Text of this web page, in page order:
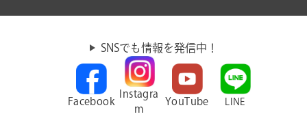
SNSでも情報を発信中！
Facebook
Instagra
m
YouTube LINE